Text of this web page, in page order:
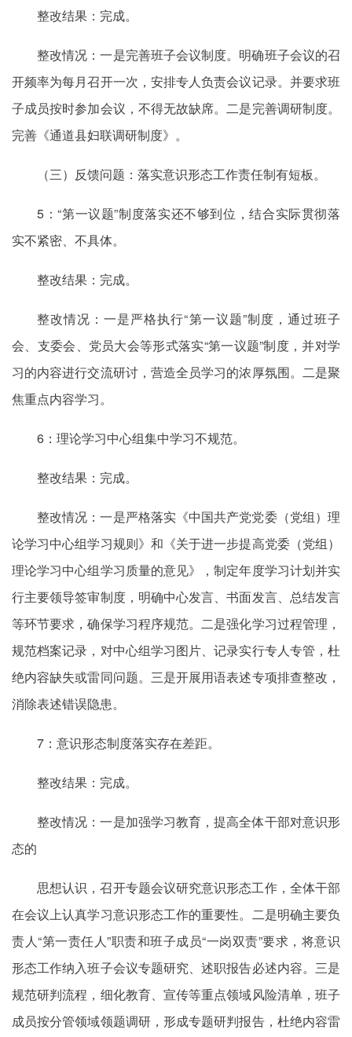
整改结果：完成。
整改情况：一是完善班子会议制度。明确班子会议的召
开频率为每月召开一次，安排专人负责会议记录。并要求班
子成员按时参加会议，不得无故缺席。二是完善调研制度。
完善《通道县妇联调研制度》。
（三）反馈问题：落实意识形态工作责任制有短板。
5：“第一议题”制度落实还不够到位，结合实际贯彻落
实不紧密、不具体。
整改结果：完成。
整改情况：一是严格执行“第一议题”制度，通过班子
会、支委会、党员大会等形式落实“第一议题”制度，并对学
习的内容进行交流研讨，营造全员学习的浓厚氛围。二是聚
焦重点内容学习。
6：理论学习中心组集中学习不规范。
整改结果：完成。
整改情况：一是严格落实《中国共产党党委（党组）理
论学习中心组学习规则》和《关于进一步提高党委（党组）
理论学习中心组学习质量的意见》，制定年度学习计划并实
行主要领导签审制度，明确中心发言、书面发言、总结发言
等环节要求，确保学习程序规范。二是强化学习过程管理，
规范档案记录，对中心组学习图片、记录实行专人专管，杜
绝内容缺失或雷同问题。三是开展用语表述专项排查整改，
消除表述错误隐患。
7：意识形态制度落实存在差距。
整改结果：完成。
整改情况：一是加强学习教育，提高全体干部对意识形
态的
思想认识，召开专题会议研究意识形态工作，全体干部
在会议上认真学习意识形态工作的重要性。二是明确主要负
责人“第一责任人”职责和班子成员“一岗双责”要求，将意识
形态工作纳入班子会议专题研究、述职报告必述内容。三是
规范研判流程，细化教育、宣传等重点领域风险清单，班子
成员按分管领域领题调研，形成专题研判报告，杜绝内容雷